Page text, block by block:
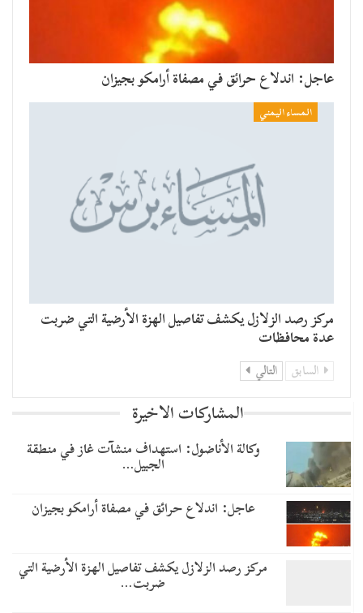
عاجل: اندلاع حرائق في مصفاة أرامكو بجيزان
المساء اليمني
مركز رصد الزلازل يكشف تفاصيل الهزة الأرضية التي ضربت
عدة محافظات
السابق التالي
المشاركات الاخيرة
وكالة الأناضول: استهداف منشآت غاز في منطقة
الجبيل…
عاجل: اندلاع حرائق في مصفاة أرامكو بجيزان
مركز رصد الزلازل يكشف تفاصيل الهزة الأرضية التي
ضربت…